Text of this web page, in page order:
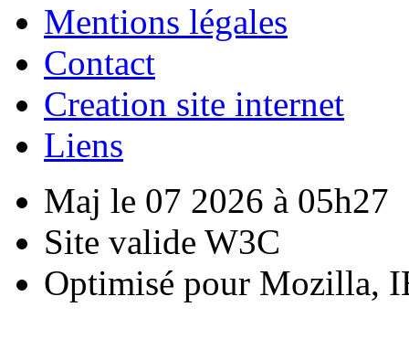
Mentions légales
Contact
Creation site internet
Liens
Maj le 07 2026 à 05h27
Site valide W3C
Optimisé pour Mozilla,